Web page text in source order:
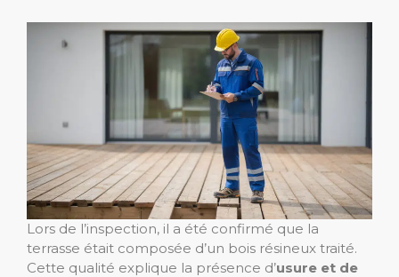
Lors de l’inspection, il a été confirmé que la
terrasse était composée d’un bois résineux traité.
Cette qualité explique la présence d’usure et de